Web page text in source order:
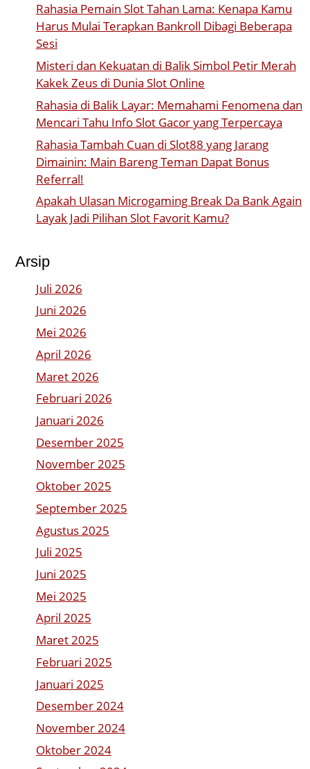
Rahasia Pemain Slot Tahan Lama: Kenapa Kamu
Harus Mulai Terapkan Bankroll Dibagi Beberapa
Sesi
Misteri dan Kekuatan di Balik Simbol Petir Merah
Kakek Zeus di Dunia Slot Online
Rahasia di Balik Layar: Memahami Fenomena dan
Mencari Tahu Info Slot Gacor yang Terpercaya
Rahasia Tambah Cuan di Slot88 yang Jarang
Dimainin: Main Bareng Teman Dapat Bonus
Referral!
Apakah Ulasan Microgaming Break Da Bank Again
Layak Jadi Pilihan Slot Favorit Kamu?
Arsip
Juli 2026
Juni 2026
Mei 2026
April 2026
Maret 2026
Februari 2026
Januari 2026
Desember 2025
November 2025
Oktober 2025
September 2025
Agustus 2025
Juli 2025
Juni 2025
Mei 2025
April 2025
Maret 2025
Februari 2025
Januari 2025
Desember 2024
November 2024
Oktober 2024